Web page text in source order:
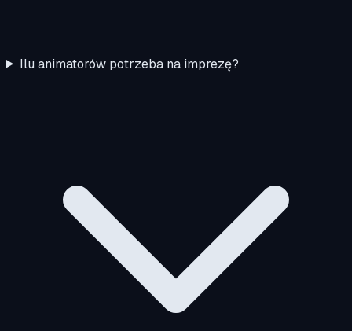
Ilu animatorów potrzeba na imprezę?